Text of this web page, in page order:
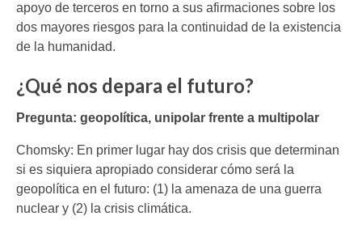
apoyo de terceros en torno a sus afirmaciones sobre los
dos mayores riesgos para la continuidad de la existencia
de la humanidad.
¿Qué nos depara el futuro?
Pregunta: geopolítica, unipolar frente a multipolar
Chomsky: En primer lugar hay dos crisis que determinan
si es siquiera apropiado considerar cómo será la
geopolítica en el futuro: (1) la amenaza de una guerra
nuclear y (2) la crisis climática.